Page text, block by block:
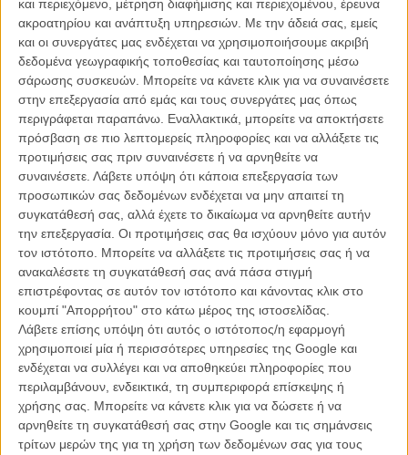
και περιεχόμενο, μέτρηση διαφήμισης και περιεχομένου, έρευνα
ακροατηρίου και ανάπτυξη υπηρεσιών. Με την άδειά σας, εμείς
και οι συνεργάτες μας ενδέχεται να χρησιμοποιήσουμε ακριβή
δεδομένα γεωγραφικής τοποθεσίας και ταυτοποίησης μέσω
σάρωσης συσκευών. Μπορείτε να κάνετε κλικ για να συναινέσετε
στην επεξεργασία από εμάς και τους συνεργάτες μας όπως
περιγράφεται παραπάνω. Εναλλακτικά, μπορείτε να αποκτήσετε
πρόσβαση σε πιο λεπτομερείς πληροφορίες και να αλλάξετε τις
προτιμήσεις σας πριν συναινέσετε ή να αρνηθείτε να
συναινέσετε. Λάβετε υπόψη ότι κάποια επεξεργασία των
προσωπικών σας δεδομένων ενδέχεται να μην απαιτεί τη
συγκατάθεσή σας, αλλά έχετε το δικαίωμα να αρνηθείτε αυτήν
την επεξεργασία. Οι προτιμήσεις σας θα ισχύουν μόνο για αυτόν
τον ιστότοπο. Μπορείτε να αλλάξετε τις προτιμήσεις σας ή να
ανακαλέσετε τη συγκατάθεσή σας ανά πάσα στιγμή
επιστρέφοντας σε αυτόν τον ιστότοπο και κάνοντας κλικ στο
κουμπί "Απορρήτου" στο κάτω μέρος της ιστοσελίδας.
Λάβετε επίσης υπόψη ότι αυτός ο ιστότοπος/η εφαρμογή
χρησιμοποιεί μία ή περισσότερες υπηρεσίες της Google και
ενδέχεται να συλλέγει και να αποθηκεύει πληροφορίες που
περιλαμβάνουν, ενδεικτικά, τη συμπεριφορά επίσκεψης ή
χρήσης σας. Μπορείτε να κάνετε κλικ για να δώσετε ή να
αρνηθείτε τη συγκατάθεσή σας στην Google και τις σημάνσεις
τρίτων μερών της για τη χρήση των δεδομένων σας για τους
Ταυτόχρονα, ολοκλήρωσε τα γυρίσματα του «Knight of Cups», που
παρακολουθεί την ιστορία ενός άντρα που έχει πέσει θύμα των
πειρασμών, της διασημότητας και της ασυδοσίας του, με
πρωταγωνιστές τους Κρίστιαν Μπέιλ, Νάταλι Πόρτμαν, Κέιτ
Μπλάνσετ και Ιζαμπελ Λούκας.
Και ταυτόχρονα, ήδη από πέρσι, γυρίζει την επόμενη ταινία του,
που λεγόταν «Lawless» και τώρα δεν έχει τίτλο, με παραπλήσιο
καστ και σύνδεση στην πλοκή. Για τους σκοπούς αυτής της ταινίας,
ο Τέρενς Μάλικ επισκέφθηκε δυο διαδοχικές χρονιές το φεστιβάλ
μουσικής Austin City Limits στο Οστιν του Τέξας.
Από την παραμονή του στην πόλη προέκυψε και το παρακάτω
βίντεο, που τράβηξε περαστικός, όπου ο Τέρενς Μάλικ διασκεδάζει
σ’ ένα τεξανό μπαρ που λέγεται The Broken Spoke και κάνει και τη
βόλτα του στην πίστα αγκαλιά με τη σύζυγό του, Αλεξάντρα.
Δείτε το σύντομο αλλά απολαυστικό βίντεο και
διαβάστε εδώ όσα
γνωρίζουμε για τις νέες ταινίες του Τέρενς Μάλικ